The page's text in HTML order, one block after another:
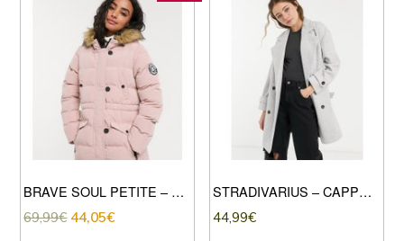
BRAVE SOUL PETITE – WHITEHORSE – PARKA IMBOTTITO-ROSA
69,99€ 44,05€
STRADIVARIUS – CAPPOTTO DOPPIOPETTO GRIGIO
44,99€